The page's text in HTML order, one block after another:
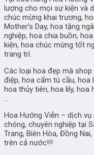
lượng cho mọi sự kiện và
chúc mừng khai trương,
Mother’s Day, hoa tặng
nghiệp, hoa chia buồn,
kiện, hoa chúc mừng tốt
trang trí.
Các loại hoa đẹp mà
điệp, hoa cẩm tú cầu, hoa
hoa thủy tiên, hoa lily,
…
Hoa Hướng Viễn – dịch
chóng, chuyên nghiệp tại
Trang, Biên Hòa, Đồng
trên cả nước!!!